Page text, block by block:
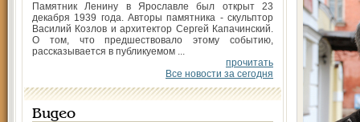
Памятник Ленину в Ярославле был открыт 23
декабря 1939 года. Авторы памятника - скульптор
Василий Козлов и архитектор Сергей Капачинский.
О том, что предшествовало этому событию,
рассказывается в публикуемом ...
прочитать
Все новости за сегодня
Видео